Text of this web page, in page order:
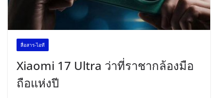
สื่อสาร-ไอที
Xiaomi 17 Ultra ว่าที่ราชากล้องมือ
ถือแห่งปี